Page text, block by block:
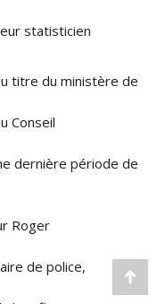
statisticien
titre du ministère de
Conseil
dernière période de
Roger
de police,
Go